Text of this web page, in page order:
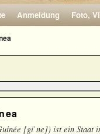
Anmeldung Foto,
[giˈne]) ist ein